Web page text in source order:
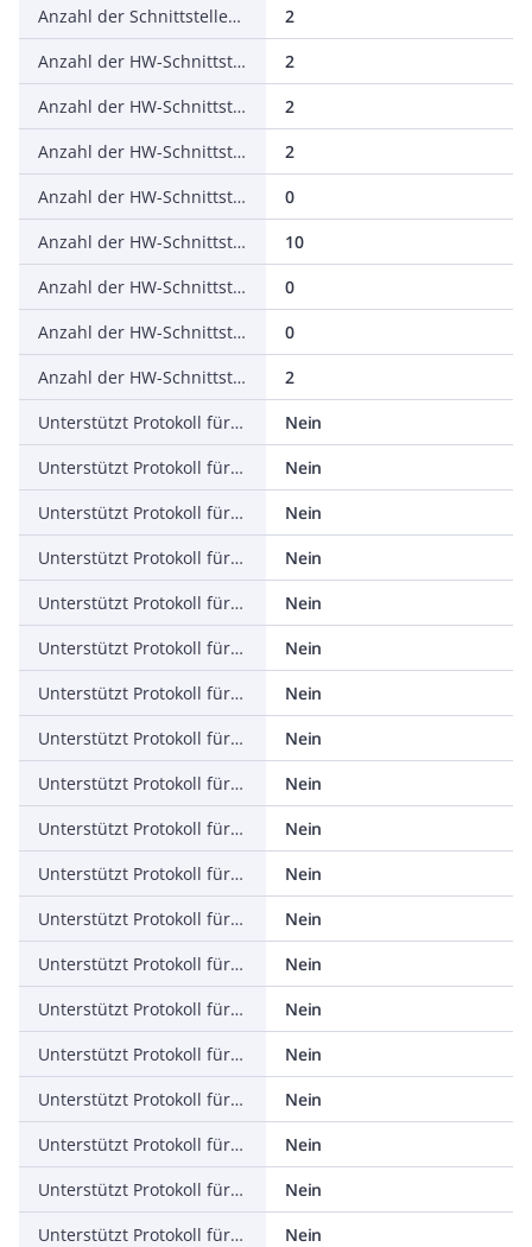
Anzahl der Schnittstellen PROFINET
2
Anzahl der HW-Schnittstellen seriell RS-232
2
Anzahl der HW-Schnittstellen seriell RS-422
2
Anzahl der HW-Schnittstellen seriell RS-485
2
Anzahl der HW-Schnittstellen seriell TTY
0
Anzahl der HW-Schnittstellen USB
10
Anzahl der HW-Schnittstellen parallel
0
Anzahl der HW-Schnittstellen Wireless
0
Anzahl der HW-Schnittstellen sonstige
2
Unterstützt Protokoll für PROFIBUS
Nein
Unterstützt Protokoll für CAN
Nein
Unterstützt Protokoll für EtherCAT
Nein
Unterstützt Protokoll für INTERBUS
Nein
Unterstützt Protokoll für ASI
Nein
Unterstützt Protokoll für KNX
Nein
Unterstützt Protokoll für Modbus
Nein
Unterstützt Protokoll für Data-Highway
Nein
Unterstützt Protokoll für DeviceNet
Nein
Unterstützt Protokoll für SUCONET
Nein
Unterstützt Protokoll für LON
Nein
Unterstützt Protokoll für PROFINET IO
Nein
Unterstützt Protokoll für PROFINET CBA
Nein
Unterstützt Protokoll für SERCOS
Nein
Unterstützt Protokoll für Foundation Fieldbus
Nein
Unterstützt Protokoll für EtherNet/IP
Nein
Unterstützt Protokoll für AS-Interface Safety at Work
Nein
Unterstützt Protokoll für DeviceNet Safety
Nein
Unterstützt Protokoll für INTERBUS-Safety
Nein